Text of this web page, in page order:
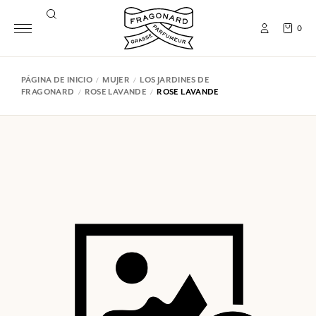
0
PÁGINA DE INICIO MUJER
LOS JARDINES DE
FRAGONARD
ROSE LAVANDE ROSE LAVANDE